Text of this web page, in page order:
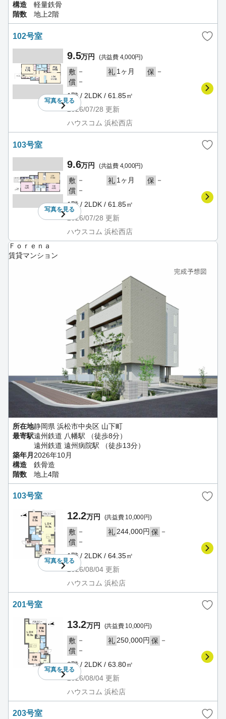
構造
軽量鉄骨
階数
地上2階
102号室
写真を見る
9.5万円 (共益費 4,000円)
敷 － 礼 1ヶ月 保 －
償 －
1階 / 2LDK / 61.85㎡
2026/07/28 更新
ハウスコム 浜松西店
103号室
写真を見る
9.6万円 (共益費 4,000円)
敷 － 礼 1ヶ月 保 －
償 －
1階 / 2LDK / 61.85㎡
2026/07/28 更新
ハウスコム 浜松西店
Ｆｏｒｅｎａ
賃貸マンション
所在地静岡県 浜松市中央区 山下町
最寄駅遠州鉄道 八幡駅 （徒歩8分）
遠州鉄道 遠州病院駅 （徒歩13分）
築年月2026年10月
構造
鉄骨造
階数
地上4階
103号室
写真を見る
12.2万円 (共益費 10,000円)
敷 － 礼 244,000円 保 －
償 －
1階 / 2LDK / 64.35㎡
2026/08/04 更新
ハウスコム 浜松店
201号室
写真を見る
13.2万円 (共益費 10,000円)
敷 － 礼 250,000円 保 －
償 －
2階 / 2LDK / 63.80㎡
2026/08/04 更新
ハウスコム 浜松店
203号室